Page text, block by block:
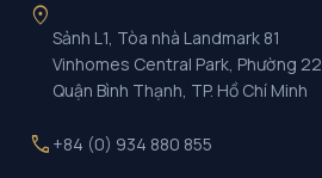
location_on
Sảnh L1, Tòa nhà Landmark 81
Vinhomes Central Park, Phường 22
Quận Bình Thạnh, TP. Hồ Chí Minh
call +84 (0) 934 880 855